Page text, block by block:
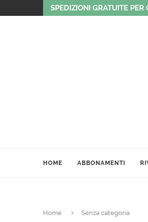
SPEDIZIONI GRATUITE PER
HOME ABBONAMENTI
Home Senza categoria